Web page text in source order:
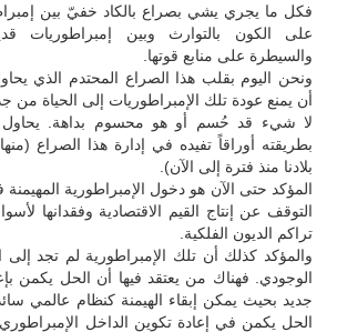
فكل ما يجري يشي بصراع بالكاد خفيّ بين
على الكون بالتوارث وبين إمبراطوريات
والسيطرة على منابع قوتها.
ونحن اليوم بقلب هذا الصراع المحتدم الذي
أن يمنع عودة تلك الإمبراطوريات إلى الحياة من
لا شيء قد حُسم أو هو محسوم بداهة.
بطريقته أوراقاً تفيده في إدارة هذا الصراع
بلادنا منذ فترة إلى الآن).
المؤكد حتى الآن هو دخول الإمبراطورية المهيمنة
التوقف عن إنتاج القيم الاقتصادية وفقدانها
تراكم الديون الفلكية.
والمؤكد كذلك أن تلك الإمبراطورية لم تجد إلى
الوجودي. فهناك من يعتقد فيها أن الحل يكمن
جديد بحيث يمكن إبقاء الهيمنة كنظام عالمي
الحل يكمن في إعادة تكوين الداخل